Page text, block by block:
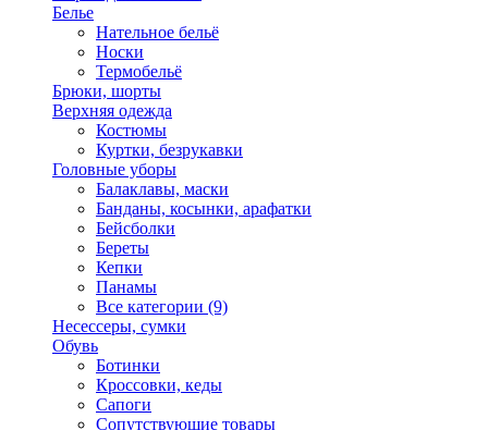
Белье
Нательное бельё
Носки
Термобельё
Брюки, шорты
Верхняя одежда
Костюмы
Куртки, безрукавки
Головные уборы
Балаклавы, маски
Банданы, косынки, арафатки
Бейсболки
Береты
Кепки
Панамы
Все категории (9)
Несессеры, сумки
Обувь
Ботинки
Кроссовки, кеды
Сапоги
Сопутствующие товары